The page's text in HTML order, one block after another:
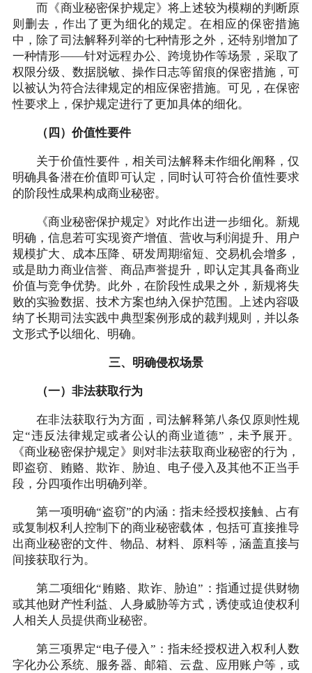
而《商业秘密保护规定》将上述较为模糊的判断原
则删去，作出了更为细化的规定。在相应的保密措施
中，除了司法解释列举的七种情形之外，还特别增加了
一种情形——针对远程办公、跨境协作等场景，采取了
权限分级、数据脱敏、操作日志等留痕的保密措施，可
以被认为符合法律规定的相应保密措施。可见，在保密
性要求上，保护规定进行了更加具体的细化。
（四）价值性要件
关于价值性要件，相关司法解释未作细化阐释，仅
明确具备潜在价值即可认定，同时认可符合价值性要求
的阶段性成果构成商业秘密。
《商业秘密保护规定》对此作出进一步细化。新规
明确，信息若可实现资产增值、营收与利润提升、用户
规模扩大、成本压降、研发周期缩短、交易机会增多，
或是助力商业信誉、商品声誉提升，即认定其具备商业
价值与竞争优势。此外，在阶段性成果之外，新规将失
败的实验数据、技术方案也纳入保护范围。上述内容吸
纳了长期司法实践中典型案例形成的裁判规则，并以条
文形式予以细化、明确。
三、明确侵权场景
（一）非法获取行为
在非法获取行为方面，司法解释第八条仅原则性规
定“违反法律规定或者公认的商业道德”，未予展开。
《商业秘密保护规定》则对非法获取商业秘密的行为，
即盗窃、贿赂、欺诈、胁迫、电子侵入及其他不正当手
段，分四项作出明确列举。
第一项明确“盗窃”的内涵：指未经授权接触、占有
或复制权利人控制下的商业秘密载体，包括可直接推导
出商业秘密的文件、物品、材料、原料等，涵盖直接与
间接获取行为。
第二项细化“贿赂、欺诈、胁迫”：指通过提供财物
或其他财产性利益、人身威胁等方式，诱使或迫使权利
人相关人员提供商业秘密。
第三项界定“电子侵入”：指未经授权进入权利人数
字化办公系统、服务器、邮箱、云盘、应用账户等，或